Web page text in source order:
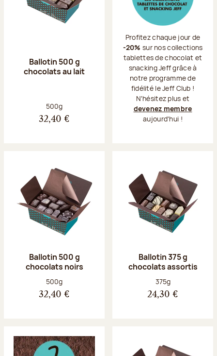
Ballotin 500 g
chocolats au lait
Poids net :
500g
32,40 €
Profitez chaque jour de
-20% sur nos collections
tablettes de chocolat et
snacking Jeff grâce à
notre programme de
fidélité le Jeff Club !
N'hésitez plus et
devenez membre
aujourd'hui !
Ballotin 500 g
chocolats noirs
Poids net :
500g
32,40 €
Ballotin 375 g
chocolats assortis
Poids net :
375g
24,30 €